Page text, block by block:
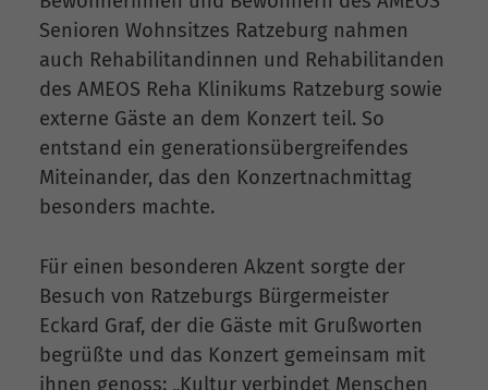
Senioren Wohnsitzes Ratzeburg nahmen
auch Rehabilitandinnen und Rehabilitanden
des AMEOS Reha Klinikums Ratzeburg sowie
externe Gäste an dem Konzert teil. So
entstand ein generationsübergreifendes
Miteinander, das den Konzertnachmittag
besonders machte.
Für einen besonderen Akzent sorgte der
Besuch von Ratzeburgs Bürgermeister
Eckard Graf, der die Gäste mit Grußworten
begrüßte und das Konzert gemeinsam mit
ihnen genoss: „Kultur verbindet Menschen